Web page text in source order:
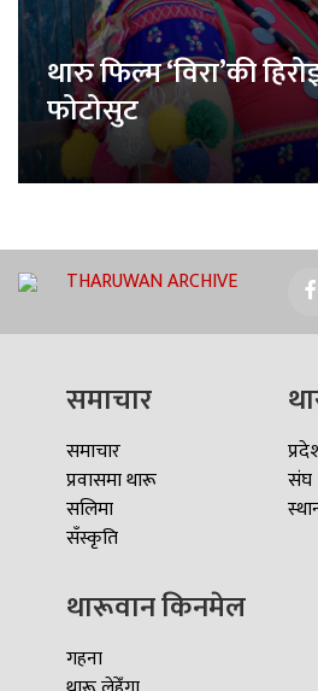
थारु फिल्म ‘विरा’की
फोटोसुट
THARUWAN ARCHIVE
समाचार
समाचार
प्रवासमा थारू
सलिमा
सँस्कृति
संघ
थारूवान किनमेल
गहना